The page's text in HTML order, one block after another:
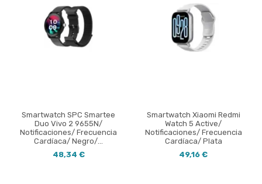
Smartwatch SPC Smartee
Duo Vivo 2 9655N/
Notificaciones/ Frecuencia
Cardíaca/ Negro/...
48,34 €
Smartwatch Xiaomi Redmi
Watch 5 Active/
Notificaciones/ Frecuencia
Cardíaca/ Plata
49,16 €